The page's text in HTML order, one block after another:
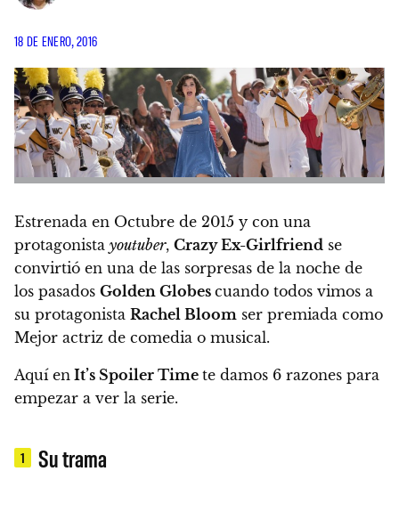
18 DE ENERO, 2016
Estrenada en Octubre de 2015 y con una
protagonista youtuber, Crazy Ex-Girlfriend se
convirtió en una de las sorpresas de la noche de
los pasados Golden Globes cuando todos vimos a
su protagonista Rachel Bloom ser premiada como
Mejor actriz de comedia o musical.
Aquí en It’s Spoiler Time te damos 6 razones para
empezar a ver la serie.
1 Su trama